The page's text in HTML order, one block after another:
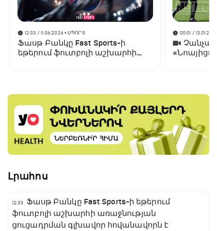
12:33 / 11.06.2026• ՍՊՈՐՏ
Ֆասթ Բանկը Fast Sports-ի
եթերում ֆուտբոլի աշխարհի
00:01 /
«Նոայից»
Լրահոս
12:33
Ֆասթ Բանկը Fast Sports-ի եթերում
ֆուտբոլի աշխարհի առաջնության
ցուցադրման գլխավոր հովանավորն է